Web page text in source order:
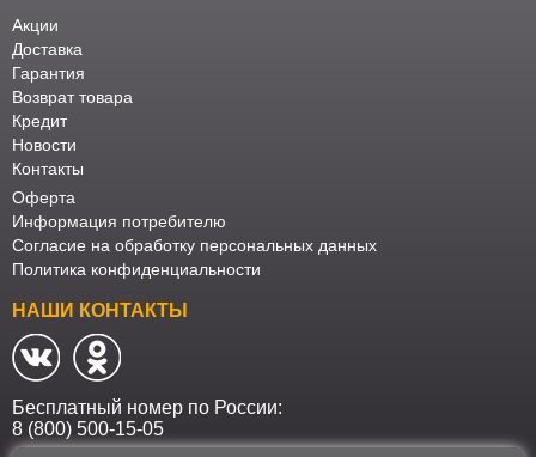
Акции
Доставка
Гарантия
Возврат товара
Кредит
Новости
Контакты
Оферта
Информация потребителю
Согласие на обработку персональных данных
Политика конфиденциальности
НАШИ КОНТАКТЫ
Бесплатный номер по России:
8 (800) 500-15-05